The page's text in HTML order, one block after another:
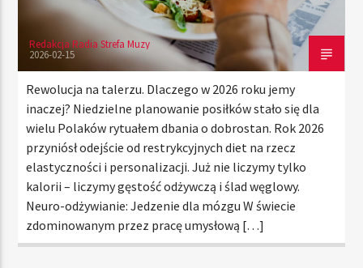
Radio Strefa Muzy
Redakcja Radia Strefa Muzy
2026-02-15
Rewolucja na talerzu. Dlaczego w 2026 roku jemy
inaczej? Niedzielne planowanie posiłków stało się dla
wielu Polaków rytuałem dbania o dobrostan. Rok 2026
przyniósł odejście od restrykcyjnych diet na rzecz
elastyczności i personalizacji. Już nie liczymy tylko
kalorii – liczymy gęstość odżywczą i ślad węglowy.
Neuro-odżywianie: Jedzenie dla mózgu W świecie
zdominowanym przez pracę umysłową […]